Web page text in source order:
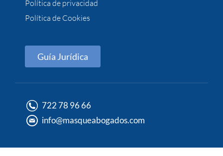
Política de privacidad
Política de Cookies
Guía Jurídica
722 78 96 66
info@masqueabogados.com